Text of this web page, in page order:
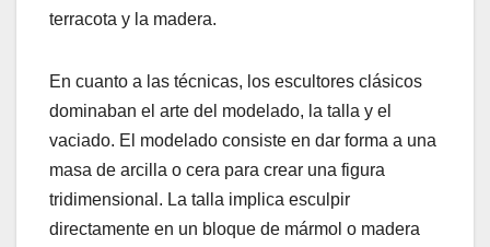
terracota y la madera.
En cuanto a las técnicas, los escultores clásicos
dominaban el arte del modelado, la talla y el
vaciado. El modelado consiste en dar forma a una
masa de arcilla o cera para crear una figura
tridimensional. La talla implica esculpir
directamente en un bloque de mármol o madera